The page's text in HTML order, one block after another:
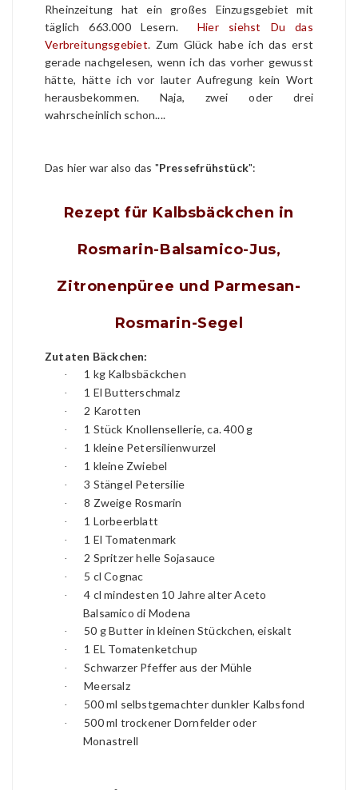
Rheinzeitung hat ein großes Einzugsgebiet mit
täglich 663.000 Lesern. Hier siehst Du das
Verbreitungsgebiet. Zum Glück habe ich das erst
gerade nachgelesen, wenn ich das vorher gewusst
hätte, hätte ich vor lauter Aufregung kein Wort
herausbekommen. Naja, zwei oder drei
wahrscheinlich schon....
Das hier war also das "Pressefrühstück":
Rezept für Kalbsbäckchen in
Rosmarin-Balsamico-Jus,
Zitronenpüree und Parmesan-
Rosmarin-Segel
Zutaten Bäckchen:
· 1 kg Kalbsbäckchen
· 1 El Butterschmalz
· 2 Karotten
· 1 Stück Knollensellerie, ca. 400 g
· 1 kleine Petersilienwurzel
· 1 kleine Zwiebel
· 3 Stängel Petersilie
· 8 Zweige Rosmarin
· 1 Lorbeerblatt
· 1 El Tomatenmark
· 2 Spritzer helle Sojasauce
· 5 cl Cognac
·
4 cl mindesten 10 Jahre alter Aceto
Balsamico di Modena
· 50 g Butter in kleinen Stückchen, eiskalt
· 1 EL Tomatenketchup
· Schwarzer Pfeffer aus der Mühle
· Meersalz
· 500 ml selbstgemachter dunkler Kalbsfond
·
500 ml trockener Dornfelder oder
Monastrell